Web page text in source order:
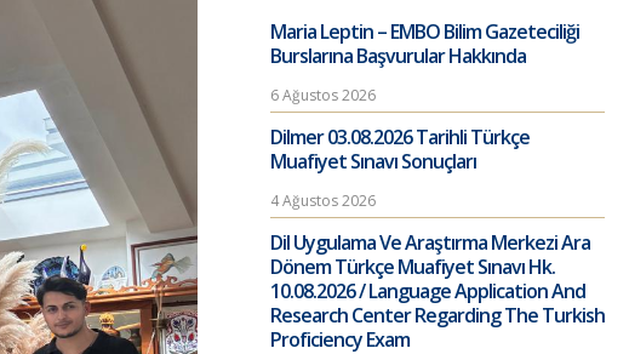
Maria Leptin – EMBO Bilim Gazeteciliği
Burslarına Başvurular Hakkında
6 Ağustos 2026
Dilmer 03.08.2026 Tarihli Türkçe
Muafiyet Sınavı Sonuçları
4 Ağustos 2026
Dil Uygulama Ve Araştırma Merkezi Ara
Dönem Türkçe Muafiyet Sınavı Hk.
10.08.2026 / Language Application And
Research Center Regarding The Turkish
Proficiency Exam